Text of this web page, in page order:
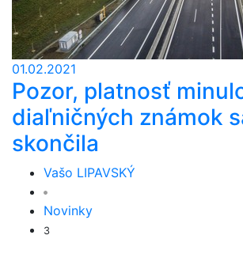
01.02.2021
Pozor, platnosť
diaľničných známok
skončila
Vašo LIPAVSKÝ
Novinky
3